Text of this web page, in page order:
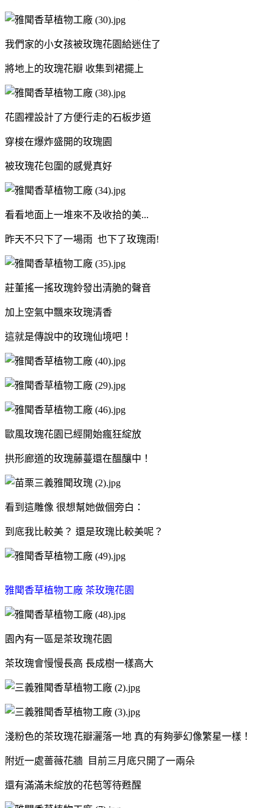
我們家的小女孩被玫瑰花園給迷住了
將地上的玫瑰花瓣 收集到裙擺上
花園裡設計了方便行走的石板步道
穿梭在爆炸盛開的玫瑰園
被玫瑰花包圍的感覺真好
看看地面上一堆來不及收拾的美...
昨天不只下了一場雨 也下了玫瑰雨!
莊董搖一搖玫瑰鈴發出清脆的聲音
加上空氣中飄來玫瑰清香
這就是傳說中的玫瑰仙境吧！
歐風玫瑰花園已經開始瘋狂綻放
拱形廊道的玫瑰藤蔓還在醞釀中！
看到這雕像 很想幫她做個旁白：
到底我比較美？ 還是玫瑰比較美呢？
雅聞香草植物工廠 茶玫瑰花園
園內有一區是茶玫瑰花園
茶玫瑰會慢慢長高 長成樹一樣高大
淺粉色的茶玫瑰花瓣灑落一地 真的有夠夢幻像繁星一樣！
附近一處薔薇花牆 目前三月底只開了一兩朵
還有滿滿未綻放的花苞等待甦醒